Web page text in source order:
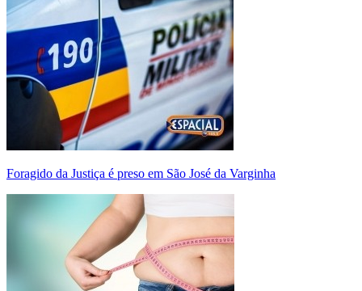
Foragido da Justiça é preso em São José da Varginha